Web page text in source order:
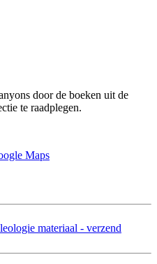
door de boeken uit de
te raadplegen.
Maps
materiaal - verzend